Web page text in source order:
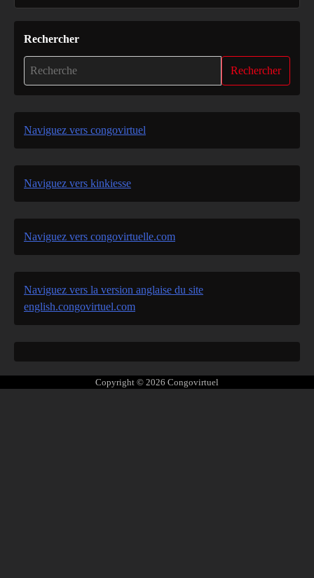
Rechercher
Rechercher
Naviguez vers congovirtuel
Naviguez vers kinkiesse
Naviguez vers congovirtuelle.com
Naviguez vers la version anglaise du site
english.congovirtuel.com
Copyright © 2026 Congovirtuel